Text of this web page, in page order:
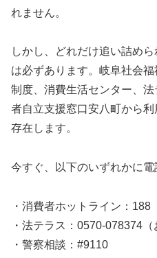
れません。
しかし、どれだけ追い詰め
は必ずあります。岐阜社会
制度、消費生活センター、
者自立支援窓口安八町から
存在します。
今すぐ、以下のいずれかに電
・消費者ホットライン：188
・法テラス：0570-078374（
・警察相談：#9110